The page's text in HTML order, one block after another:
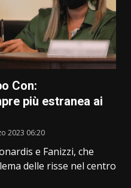
Con:
più estranea ai
2023 06:20
e Fanizzi, che
delle risse nel centro